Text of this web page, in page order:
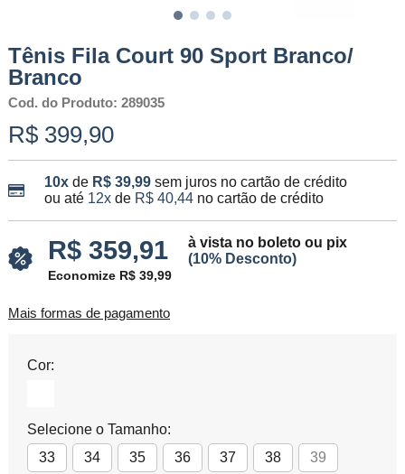
Tênis Fila Court 90 Sport Branco/
Branco
Cod. do Produto: 289035
R$ 399,90
10xde R$ 39,99 sem juros no cartão de crédito
ou até 12xde R$ 40,44no cartão de crédito
R$ 359,91
à vista no boleto ou pix
(10% Desconto)
Economize R$ 39,99
Mais formas de pagamento
Cor:
Selecione o Tamanho:
33
34 35 36 37 38 39